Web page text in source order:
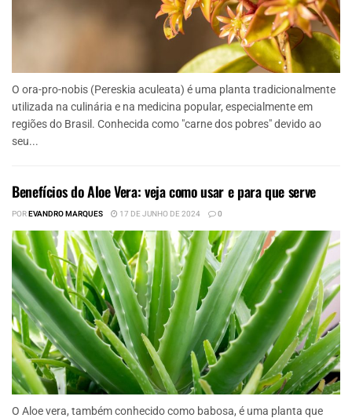
O ora-pro-nobis (Pereskia aculeata) é uma planta tradicionalmente
utilizada na culinária e na medicina popular, especialmente em
regiões do Brasil. Conhecida como "carne dos pobres" devido ao
seu...
Benefícios do Aloe Vera: veja como usar e para que serve
POREVANDRO MARQUES 17 DE JUNHO DE 2024 0
O Aloe vera, também conhecido como babosa, é uma planta que